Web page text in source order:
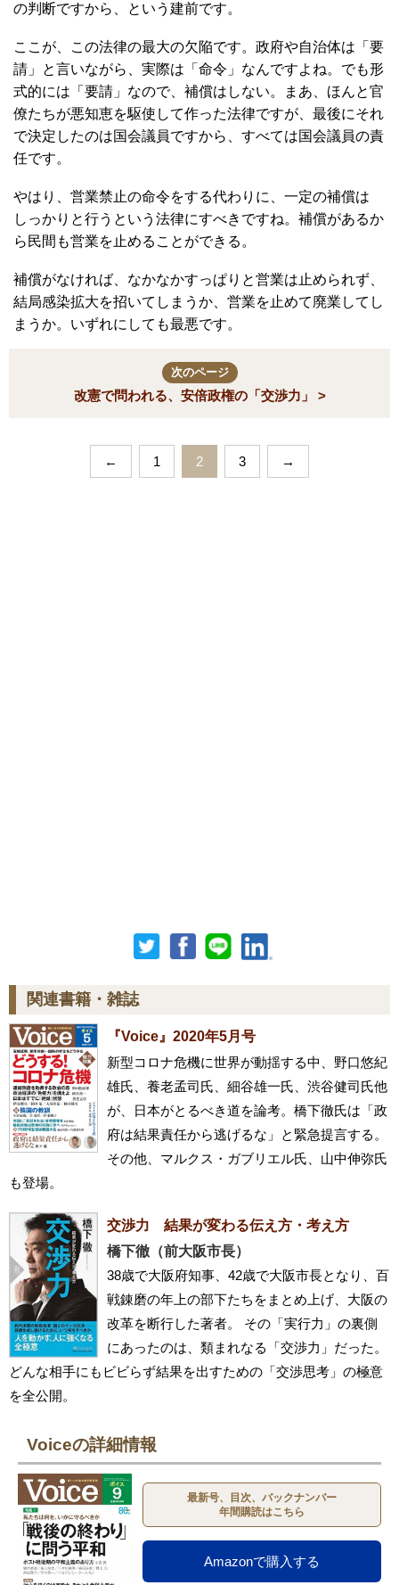
の判断ですから、という建前です。
ここが、この法律の最大の欠陥です。政府や自治体は「要
請」と言いながら、実際は「命令」なんですよね。でも形
式的には「要請」なので、補償はしない。まあ、ほんと官
僚たちが悪知恵を駆使して作った法律ですが、最後にそれ
で決定したのは国会議員ですから、すべては国会議員の責
任です。
やはり、営業禁止の命令をする代わりに、一定の補償は
しっかりと行うという法律にすべきですね。補償があるか
ら民間も営業を止めることができる。
補償がなければ、なかなかすっぱりと営業は止められず、
結局感染拡大を招いてしまうか、営業を止めて廃業してし
まうか。いずれにしても最悪です。
次のページ
改憲で問われる、安倍政権の「交渉力」 >
← 1 2 3 →
関連書籍・雑誌
『Voice』2020年5月号
新型コロナ危機に世界が動揺する中、野口悠紀
雄氏、養老孟司氏、細谷雄一氏、渋谷健司氏他
が、日本がとるべき道を論考。橋下徹氏は「政
府は結果責任から逃げるな」と緊急提言する。
その他、マルクス・ガブリエル氏、山中伸弥氏
も登場。
交渉力 結果が変わる伝え方・考え方
橋下徹（前大阪市長）
38歳で大阪府知事、42歳で大阪市長となり、百
戦錬磨の年上の部下たちをまとめ上げ、大阪の
改革を断行した著者。 その「実行力」の裏側
にあったのは、類まれなる「交渉力」だった。
どんな相手にもビビらず結果を出すための「交渉思考」の極意
を全公開。
Voiceの詳細情報
最新号、目次、バックナンバー
年間購読はこちら
Amazonで購入する